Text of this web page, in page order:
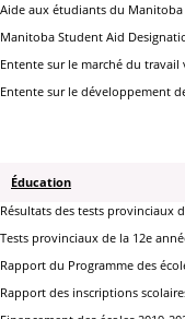
Aide aux étudiants du
Manitoba Student Aid
Entente sur le marché du travail
Entente sur le développement
Éducation
Résultats des tests provinciaux
Tests provinciaux de la 12e
Rapport du Programme des
Rapport des inscriptions